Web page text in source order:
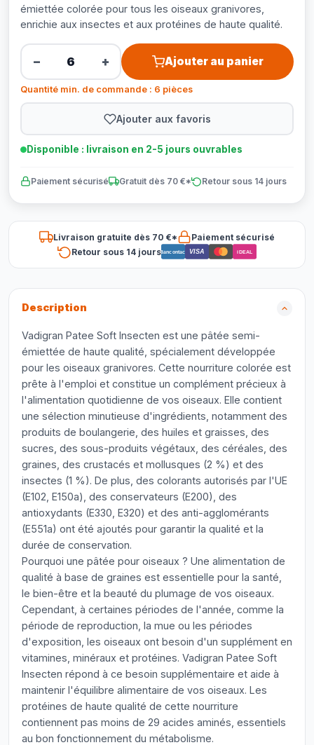
émiettée colorée pour tous les oiseaux granivores,
enrichie aux insectes et aux protéines de haute qualité.
− + Ajouter au panier
Quantité min. de commande : 6 pièces
Ajouter aux favoris
Disponible : livraison en 2-5 jours ouvrables
Paiement sécurisé Gratuit dès 70 €* Retour sous 14 jours
Livraison gratuite dès 70 €*
Paiement sécurisé
Retour sous 14 joursBancontact VISA iDEAL
Description
Vadigran Patee Soft Insecten est une pâtée semi-
émiettée de haute qualité, spécialement développée
pour les oiseaux granivores. Cette nourriture colorée est
prête à l'emploi et constitue un complément précieux à
l'alimentation quotidienne de vos oiseaux. Elle contient
une sélection minutieuse d'ingrédients, notamment des
produits de boulangerie, des huiles et graisses, des
sucres, des sous-produits végétaux, des céréales, des
graines, des crustacés et mollusques (2 %) et des
insectes (1 %). De plus, des colorants autorisés par l'UE
(E102, E150a), des conservateurs (E200), des
antioxydants (E330, E320) et des anti-agglomérants
(E551a) ont été ajoutés pour garantir la qualité et la
durée de conservation.
Pourquoi une pâtée pour oiseaux ? Une alimentation de
qualité à base de graines est essentielle pour la santé,
le bien-être et la beauté du plumage de vos oiseaux.
Cependant, à certaines périodes de l'année, comme la
période de reproduction, la mue ou les périodes
d'exposition, les oiseaux ont besoin d'un supplément en
vitamines, minéraux et protéines. Vadigran Patee Soft
Insecten répond à ce besoin supplémentaire et aide à
maintenir l'équilibre alimentaire de vos oiseaux. Les
protéines de haute qualité de cette nourriture
contiennent pas moins de 29 acides aminés, essentiels
au bon fonctionnement du métabolisme.